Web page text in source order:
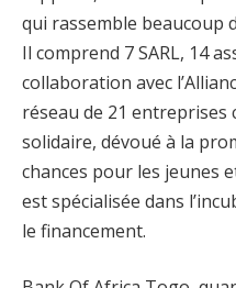
qui rassemble beaucoup
Il comprend 7 SARL, 14
collaboration avec
réseau de 21 entreprises
solidaire, dévoué à la
chances pour les jeunes
est spécialisée dans
le financement.